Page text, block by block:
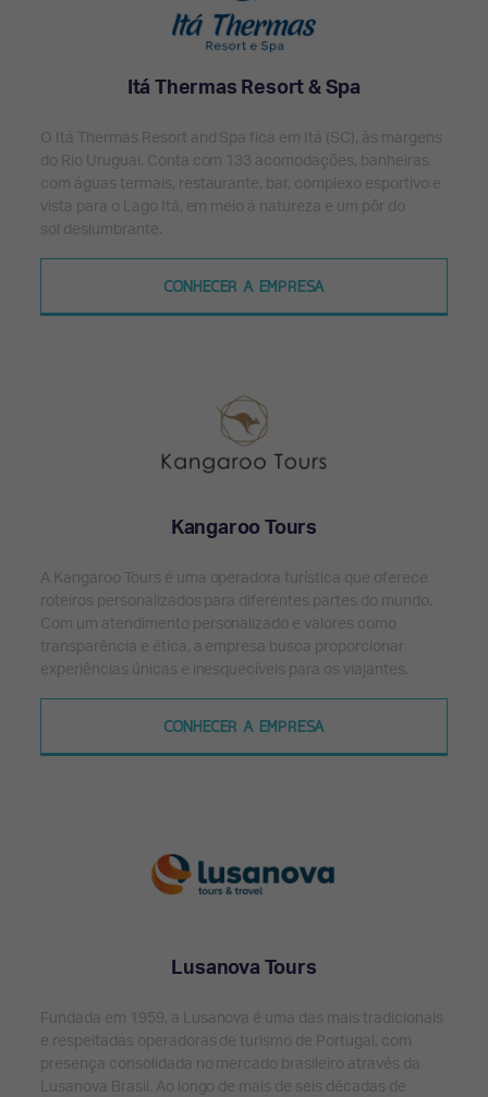
Itá Thermas Resort & Spa
O Itá Thermas Resort and Spa fica em Itá (SC), às margens
do Rio Uruguai. Conta com 133 acomodações, banheiras
com águas termais, restaurante, bar, complexo esportivo e
vista para o Lago Itá, em meio à natureza e um pôr do
sol deslumbrante.
CONHECER A EMPRESA
Kangaroo Tours
A Kangaroo Tours é uma operadora turística que oferece
roteiros personalizados para diferentes partes do mundo.
Com um atendimento personalizado e valores como
transparência e ética, a empresa busca proporcionar
experiências únicas e inesquecíveis para os viajantes.
CONHECER A EMPRESA
Lusanova Tours
Fundada em 1959, a Lusanova é uma das mais tradicionais
e respeitadas operadoras de turismo de Portugal, com
presença consolidada no mercado brasileiro através da
Lusanova Brasil. Ao longo de mais de seis décadas de